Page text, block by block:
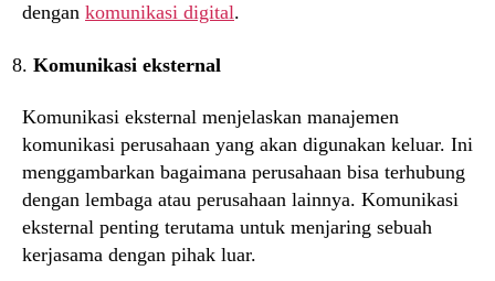
dengan komunikasi digital.
Komunikasi eksternal
Komunikasi eksternal menjelaskan manajemen
komunikasi perusahaan yang akan digunakan keluar. Ini
menggambarkan bagaimana perusahaan bisa terhubung
dengan lembaga atau perusahaan lainnya. Komunikasi
eksternal penting terutama untuk menjaring sebuah
kerjasama dengan pihak luar.